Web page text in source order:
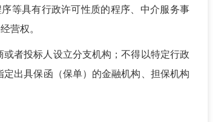
等具有行政许可性质的程序、中介服务事
营权。
者投标人设立分支机构；不得以特定行政
出具保函（保单）的金融机构、担保机构